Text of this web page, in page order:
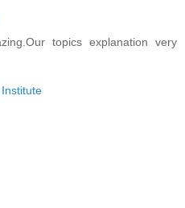
topics explanation very